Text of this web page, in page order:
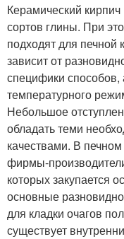
Керамический
сортов глины. При
подходят для печной
зависит от
специфики способов,
температурного
Небольшое
обладать теми
качествами. В
фирмы-
которых закупается
основные
для кладки очагов
существует